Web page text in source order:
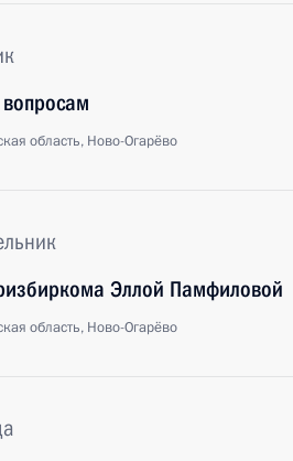
область, Ново-Огарёво
Эллой Памфиловой
область, Ново-Огарёво